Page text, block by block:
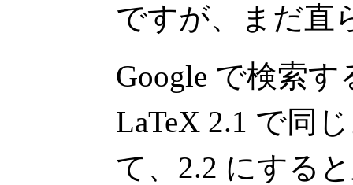
ですが、まだ直
Google で検索
LaTeX 2.1 で同
て、2.2 にする